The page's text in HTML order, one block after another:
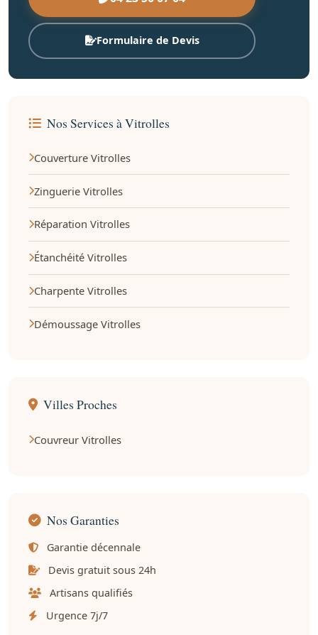
Formulaire de Devis
Nos Services à Vitrolles
Couverture Vitrolles
Zinguerie Vitrolles
Réparation Vitrolles
Étanchéité Vitrolles
Charpente Vitrolles
Démoussage Vitrolles
Villes Proches
Couvreur Vitrolles
Nos Garanties
Garantie décennale
Devis gratuit sous 24h
Artisans qualifiés
Urgence 7j/7